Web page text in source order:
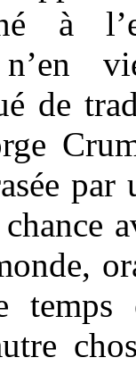
à
n’en
de
temps